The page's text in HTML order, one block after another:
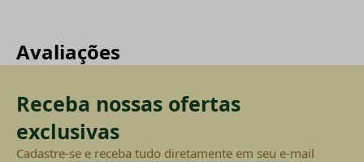
Avaliações
Receba nossas ofertas
exclusivas
Cadastre-se e receba tudo diretamente em seu e-mail